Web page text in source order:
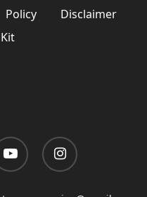
Policy
Disclaimer
instagram